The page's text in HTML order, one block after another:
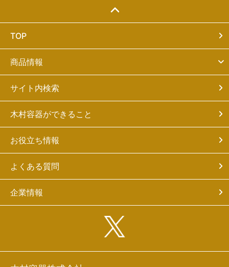
TOP
商品情報
サイト内検索
木村容器ができること
お役立ち情報
よくある質問
企業情報